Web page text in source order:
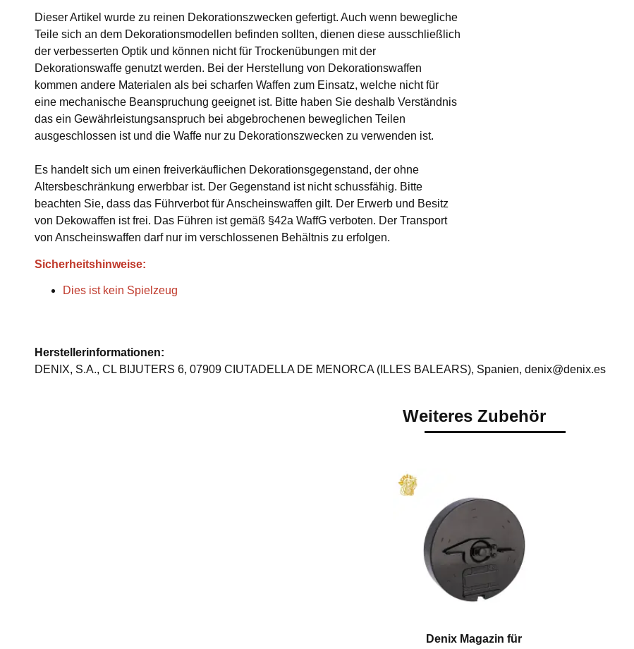
Dieser Artikel wurde zu reinen Dekorationszwecken gefertigt. Auch wenn bewegliche
Teile sich an dem Dekorationsmodellen befinden sollten, dienen diese ausschließlich
der verbesserten Optik und können nicht für Trockenübungen mit der
Dekorationswaffe genutzt werden. Bei der Herstellung von Dekorationswaffen
kommen andere Materialen als bei scharfen Waffen zum Einsatz, welche nicht für
eine mechanische Beanspruchung geeignet ist. Bitte haben Sie deshalb Verständnis
das ein Gewährleistungsanspruch bei abgebrochenen beweglichen Teilen
ausgeschlossen ist und die Waffe nur zu Dekorationszwecken zu verwenden ist.
Es handelt sich um einen freiverkäuflichen Dekorationsgegenstand, der ohne
Altersbeschränkung erwerbbar ist. Der Gegenstand ist nicht schussfähig. Bitte
beachten Sie, dass das Führverbot für Anscheinswaffen gilt. Der Erwerb und Besitz
von Dekowaffen ist frei. Das Führen ist gemäß §42a WaffG verboten. Der Transport
von Anscheinswaffen darf nur im verschlossenen Behältnis zu erfolgen.
Sicherheitshinweise:
Dies ist kein Spielzeug
Herstellerinformationen:
DENIX, S.A., CL BIJUTERS 6, 07909 CIUTADELLA DE MENORCA (ILLES BALEARS), Spanien, denix@denix.es
Weiteres Zubehör
Denix Magazin für